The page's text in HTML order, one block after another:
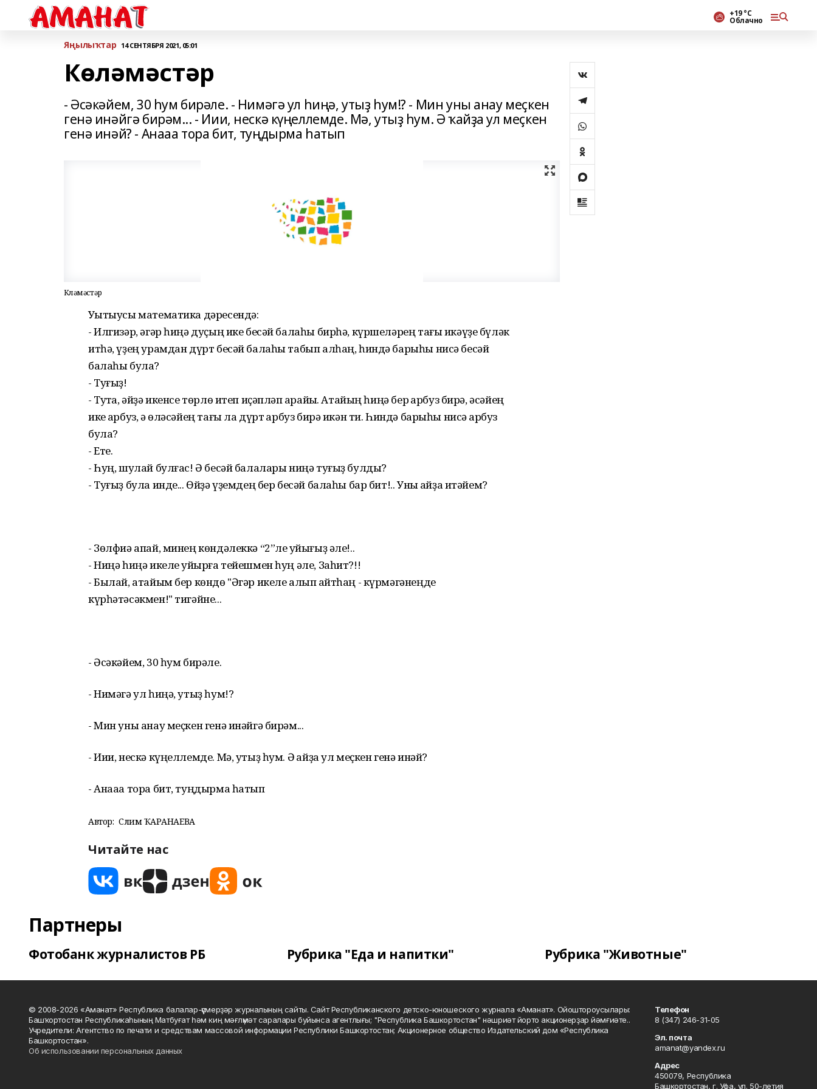
+19 °С
Облачно
Яңылыҡтар 14 СЕНТЯБРЯ 2021, 05:01
Көләмәстәр
- Әсәкәйем, 30 һум бирәле. - Нимәгә ул һиңә, утыҙ һум!? - Мин уны анау меҫкен
генә инәйгә бирәм... - Иии, нескә күңеллемде. Мә, утыҙ һум. Ә ҡайҙа ул меҫкен
генә инәй? - Анааа тора бит, туңдырма һатып
Көләмәстәр
Уҡытыусы математика дәресендә:
- Илгизәр, әгәр һиңә дуҫың ике бесәй балаһы бирһә, күршеләрең тағы икәүҙе бүләк
итһә, үҙең урамдан дүрт бесәй балаһы табып алһаң, һиндә барыһы нисә бесәй
балаһы була?
- Туғыҙ!
- Туҡта, әйҙә икенсе төрлө итеп иҫәпләп ҡарайыҡ. Атайың һиңә бер ҡарбуз бирә, әсәйең
ике ҡарбуз, ә өләсәйең тағы ла дүрт ҡарбуз бирә икән ти. Һиндә барыһы нисә ҡарбуз
була?
- Ете.
- Һуң, шулай булғас! Ә бесәй балалары ниңә туғыҙ булды?
- Туғыҙ була инде... Өйҙә үҙемдең бер бесәй балаһы бар бит!.. Уны ҡайҙа итәйем?
- Зөлфиә апай, минең көндәлеккә “2”ле ҡуйығыҙ әле!..
- Ниңә һиңә икеле ҡуйырға тейешмен һуң әле, Заһит?!!
- Былай, атайым бер көндө "Әгәр икеле алып ҡайтһаң - күрмәгәнеңде
күрһәтәсәкмен!" тигәйне...
- Әсәкәйем, 30 һум бирәле.
- Нимәгә ул һиңә, утыҙ һум!?
- Мин уны анау меҫкен генә инәйгә бирәм...
- Иии, нескә күңеллемде. Мә, утыҙ һум. Ә ҡайҙа ул меҫкен генә инәй?
- Анааа тора бит, туңдырма һатып
Автор: Сәлимә ҠАРАНАЕВА
Читайте нас
Партнеры
Фотобанк журналистов РБ Рубрика "Еда и напитки" Рубрика "Животные"
© 2008-2026 «Аманат» Республика балалар-үҫмерҙәр журналының сайты. Сайт Республиканского детско-юношеского журнала «Аманат». Ойоштороусылары:
Башҡортостан Республикаһының Матбуғат һәм киң мәғлүмәт саралары буйынса агентлығы; "Республика Башкортостан" нәшриәт йорто акционерҙар йәмғиәте..
Учредители: Агентство по печати и средствам массовой информации Республики Башкортостан; Акционерное общество Издательский дом «Республика
Башкортостан».
Об использовании персональных данных
Телефон
8 (347) 246-31-05
Эл. почта
amanat@yandex.ru
Адрес
450079, Республика
Башкортостан, г. Уфа, ул. 50-летия